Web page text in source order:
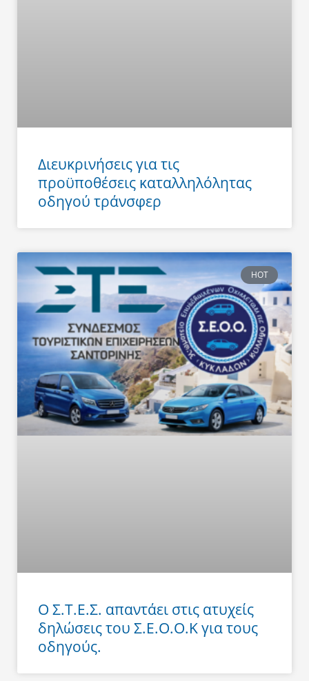
Διευκρινήσεις για τις
προϋποθέσεις καταλληλόλητας
οδηγού τράνσφερ
HOT
Ο Σ.Τ.Ε.Σ. απαντάει στις ατυχείς
δηλώσεις του Σ.Ε.Ο.Ο.Κ για τους
οδηγούς.